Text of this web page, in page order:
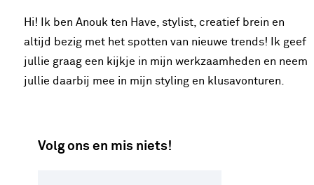
Hi! Ik ben Anouk ten Have, stylist, creatief brein en
altijd bezig met het spotten van nieuwe trends! Ik geef
jullie graag een kijkje in mijn werkzaamheden en neem
jullie daarbij mee in mijn styling en klusavonturen.
Volg ons en mis niets!